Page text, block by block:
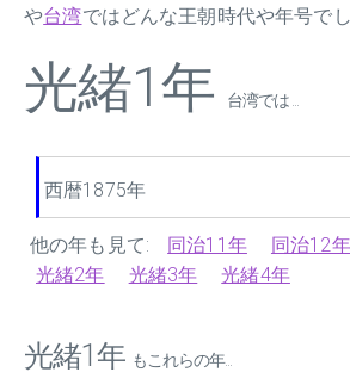
や台湾ではどんな王朝時代や年号で
光緒1年 台湾では ...
西暦1875年
他の年も見て: 同治11年 同治12年
光緒2年
光緒3年 光緒4年
光緒1年 もこれらの年...